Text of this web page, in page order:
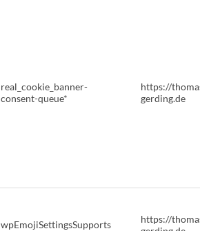
real_cookie_banner-
consent-queue*
https://
gerding.de
wpEmojiSettingsSupports
https://